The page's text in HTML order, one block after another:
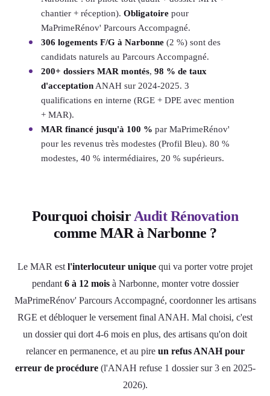
chantier + réception). Obligatoire pour
MaPrimeRénov' Parcours Accompagné.
306 logements F/G à Narbonne (2 %) sont des
candidats naturels au Parcours Accompagné.
200+ dossiers MAR montés, 98 % de taux
d'acceptation ANAH sur 2024-2025. 3
qualifications en interne (RGE + DPE avec mention
+ MAR).
MAR financé jusqu'à 100 % par MaPrimeRénov'
pour les revenus très modestes (Profil Bleu). 80 %
modestes, 40 % intermédiaires, 20 % supérieurs.
Pourquoi choisirAudit Rénovation
comme MAR à Narbonne ?
Le MAR est l'interlocuteur unique qui va porter votre projet
pendant 6 à 12 moisà Narbonne, monter votre dossier
MaPrimeRénov' Parcours Accompagné, coordonner les artisans
RGE et débloquer le versement final ANAH. Mal choisi, c'est
un dossier qui dort 4-6 mois en plus, des artisans qu'on doit
relancer en permanence, et au pire un refus ANAH pour
erreur de procédure(l'ANAH refuse 1 dossier sur 3 en 2025-
2026).